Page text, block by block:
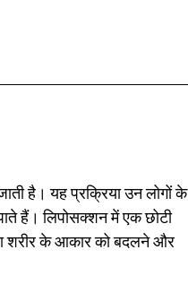
है। यह प्रक्रिया उन लोगों के
हैं। लिपोसक्शन में एक छोटी
शरीर के आकार को बदलने और